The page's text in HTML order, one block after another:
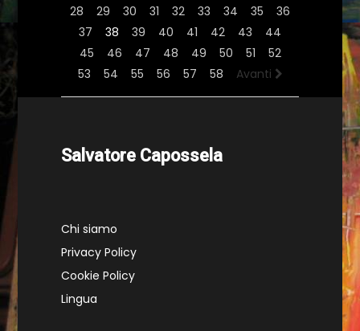
28
29 30 31 32 33 34 35
36
37
38 39 40 41 42 43
44
45
46 47 48 49 50 51
52
53
54 55 56 57 58 Avanti
Salvatore Capossela
Chi siamo
Privacy Policy
Cookie Policy
Lingua